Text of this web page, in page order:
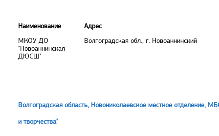
Наименование
МКОУ ДО
"Новоаннинская
ДЮСШ"
Адрес
Волгоградская обл., г. Новоаннинский
Волгоградская область, Новониколаевское местное отделение,
и творчества"